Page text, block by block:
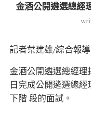
金酒公開遴選總經
記者葉建雄/綜合報導
金酒公開遴選總經
日完成公開遴選總
下階 段的面試。